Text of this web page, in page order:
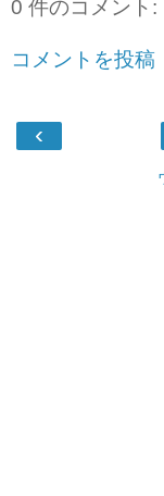
0 件のコメント:
コメントを投稿
‹